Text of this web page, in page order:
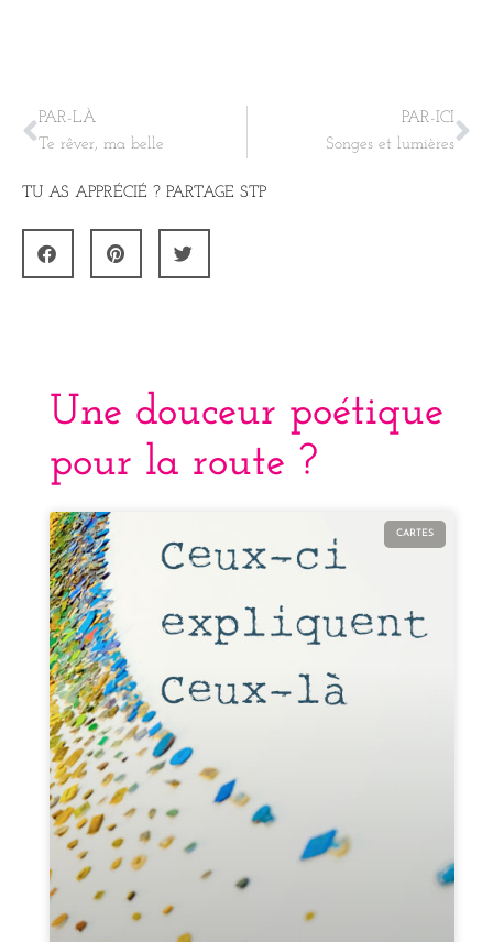
PAR-LÀ
Te rêver, ma belle
PAR-ICI
Songes et lumières
TU AS APPRÉCIÉ ? PARTAGE STP
Une douceur poétique
pour la route ?
CARTES